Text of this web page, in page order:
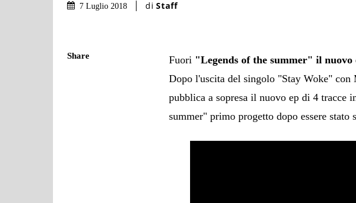
7 Luglio 2018 di Staff
Share Fuori "Legends of the summer" il
Dopo l'uscita del singolo "Stay Woke" con
pubblica a sopresa il nuovo ep di 4 tracce
summer" primo progetto dopo essere stato